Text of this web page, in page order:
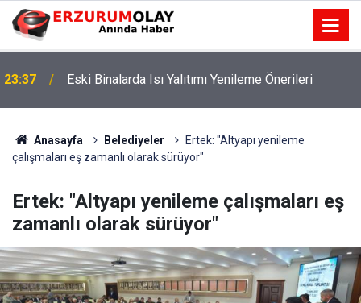
23:37 Eski Binalarda Isı Yalıtımı Yenileme Önerileri
Anasayfa Belediyeler
Ertek: "Altyapı yenileme
çalışmaları eş zamanlı olarak sürüyor"
Ertek: "Altyapı yenileme çalışmaları eş
zamanlı olarak sürüyor"